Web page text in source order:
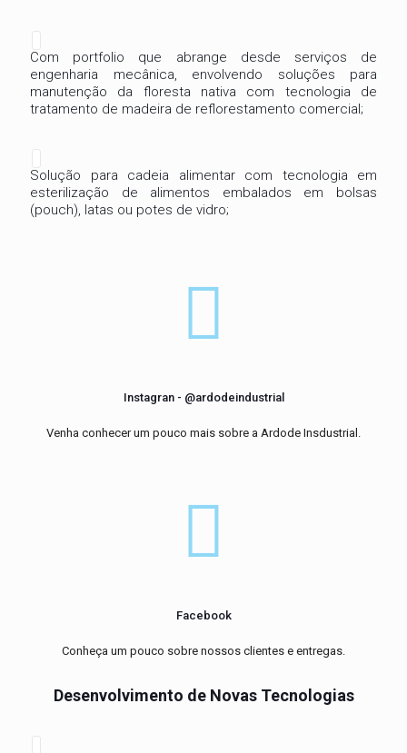
Com portfolio que abrange desde serviços de
engenharia mecânica, envolvendo soluções para
manutenção da floresta nativa com tecnologia de
tratamento de madeira de reflorestamento comercial;
Solução para cadeia alimentar com tecnologia em
esterilização de alimentos embalados em bolsas
(pouch), latas ou potes de vidro;
Instagran - @ardodeindustrial
Venha conhecer um pouco mais sobre a Ardode Insdustrial.
Facebook
Conheça um pouco sobre nossos clientes e entregas.
Desenvolvimento de Novas Tecnologias